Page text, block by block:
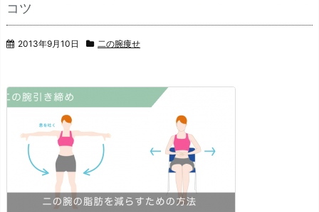
コツ
2013年9月10日 二の腕痩せ